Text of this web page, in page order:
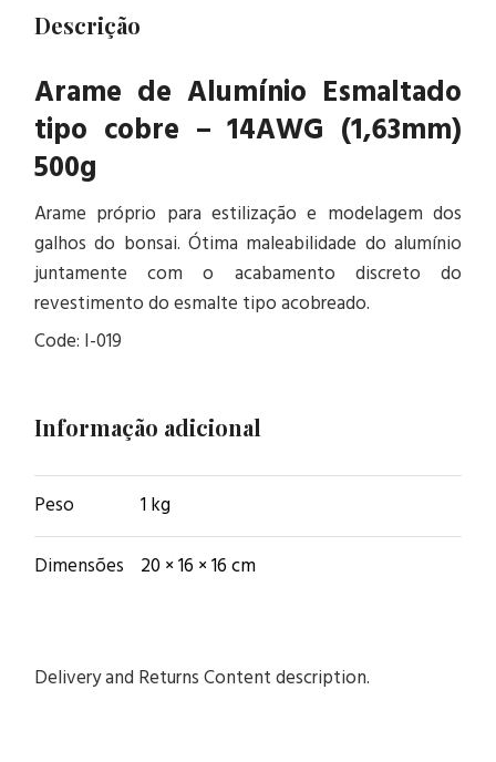
Descrição
Arame de Alumínio Esmaltado
tipo cobre – 14AWG (1,63mm)
500g
Arame próprio para estilização e modelagem dos
galhos do bonsai. Ótima maleabilidade do alumínio
juntamente com o acabamento discreto do
revestimento do esmalte tipo acobreado.
Code: I-019
Informação adicional
Peso 1 kg
Dimensões 20 × 16 × 16 cm
Delivery and Returns Content description.